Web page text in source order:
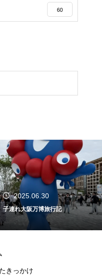
60
2025.06.30
子連れ大阪万博旅行記
きっかけ